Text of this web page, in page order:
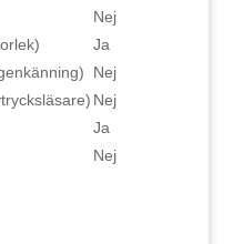
Nej
Ja
Nej
Nej
Ja
Nej